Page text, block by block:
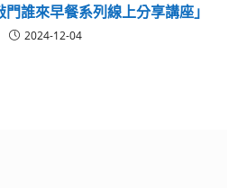
誰來早餐系列線上分享講座」
2024-12-04